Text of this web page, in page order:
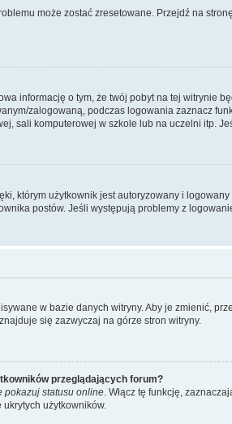
może zostać zresetowane. Przejdź na
informację o tym, że twój pobyt na tej witrynie
zalogowaną, podczas logowania zaznacz
sali komputerowej w szkole lub na uczelni itp.
którym użytkownik jest autoryzowany i
postów. Jeśli występują problemy z
w bazie danych witryny. Aby je zmienić,
się zazwyczaj na górze stron witryny.
przeglądających forum?
pokazuj statusu online . Włącz tę funkcję,
użytkowników.